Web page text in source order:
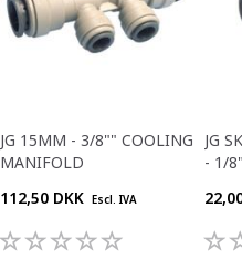
JG 15MM - 3/8"" COOLING
MANIFOLD
112,50 DKK
Escl. IVA
JG
- 1/